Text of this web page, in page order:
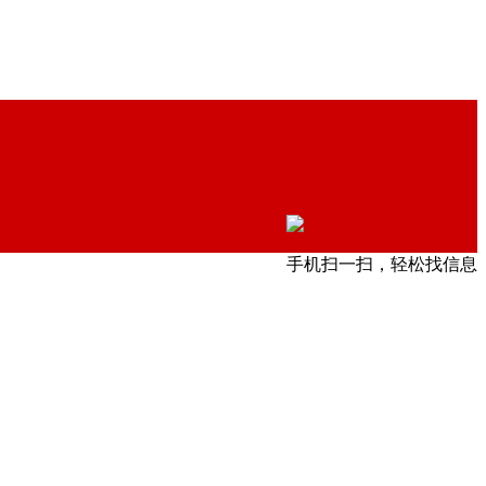
手机扫一扫，轻松找信息